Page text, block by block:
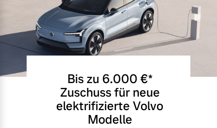
Bis zu 6.000 €⁠*
Zuschuss für neue
elektrifizierte Volvo
Modelle